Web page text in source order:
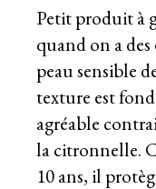
Petit produit à
quand on a
peau sensible
texture est
agréable
la citronnelle.
10 ans, il